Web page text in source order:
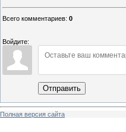
Всего комментариев: 0
Войдите:
Отправить
Полная версия сайта